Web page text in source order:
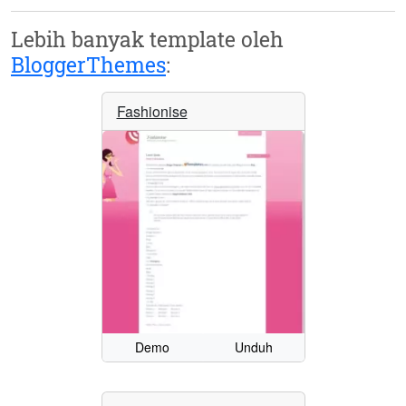
Lebih banyak template oleh
BloggerThemes:
Fashionise
Demo Unduh